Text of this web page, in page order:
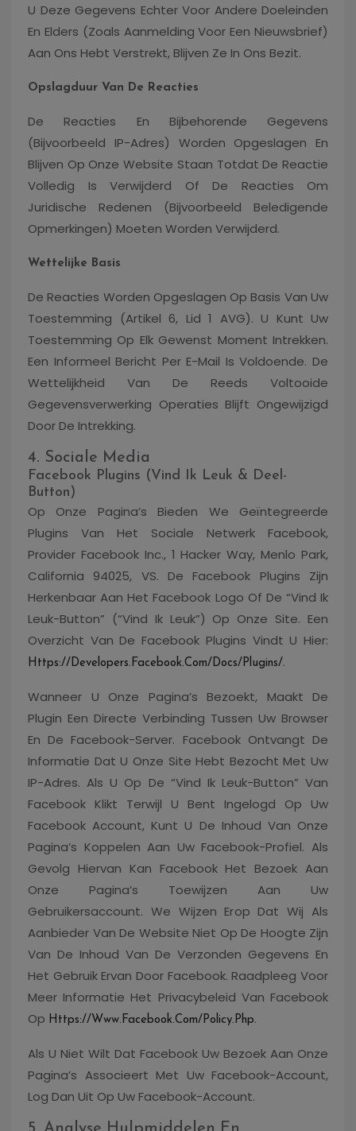
U Deze Gegevens Echter Voor Andere Doeleinden
En Elders (zoals Aanmelding Voor Een Nieuwsbrief)
Aan Ons Hebt Verstrekt, Blijven Ze In Ons Bezit.
Opslagduur Van De Reacties
De Reacties En Bijbehorende Gegevens
(bijvoorbeeld IP-Adres) Worden Opgeslagen En
Blijven Op Onze Website Staan ​​totdat De Reactie
Volledig Is Verwijderd Of De Reacties Om
Juridische Redenen (bijvoorbeeld Beledigende
Opmerkingen) Moeten Worden Verwijderd.
Wettelijke Basis
De Reacties Worden Opgeslagen Op Basis Van Uw
Toestemming (artikel 6, Lid 1 AVG). U Kunt Uw
Toestemming Op Elk Gewenst Moment Intrekken.
Een Informeel Bericht Per E-Mail Is Voldoende. De
Wettelijkheid Van De Reeds Voltooide
Gegevensverwerking Operaties Blijft Ongewijzigd
Door De Intrekking.
4. Sociale Media
Facebook Plugins (Vind Ik Leuk & Deel-
Button)
Op Onze Pagina’s Bieden We Geïntegreerde
Plugins Van Het Sociale Netwerk Facebook,
Provider Facebook Inc., 1 Hacker Way, Menlo Park,
California 94025, VS. De Facebook Plugins Zijn
Herkenbaar Aan Het Facebook Logo Of De “Vind Ik
Leuk-Button” (“Vind Ik Leuk”) Op Onze Site. Een
Overzicht Van De Facebook Plugins Vindt U Hier:
Https://developers.facebook.com/docs/plugins/.
Wanneer U Onze Pagina’s Bezoekt, Maakt De
Plugin Een Directe Verbinding Tussen Uw Browser
En De Facebook-Server. Facebook Ontvangt De
Informatie Dat U Onze Site Hebt Bezocht Met Uw
IP-Adres. Als U Op De “Vind Ik Leuk-Button” Van
Facebook Klikt Terwijl U Bent Ingelogd Op Uw
Facebook Account, Kunt U De Inhoud Van Onze
Pagina’s Koppelen Aan Uw Facebook-Profiel. Als
Gevolg Hiervan Kan Facebook Het Bezoek Aan
Onze Pagina’s Toewijzen Aan Uw
Gebruikersaccount. We Wijzen Erop Dat Wij Als
Aanbieder Van De Website Niet Op De Hoogte Zijn
Van De Inhoud Van De Verzonden Gegevens En
Het Gebruik Ervan Door Facebook. Raadpleeg Voor
Meer Informatie Het Privacybeleid Van Facebook
Op Https://www.facebook.com/policy.php.
Als U Niet Wilt Dat Facebook Uw Bezoek Aan Onze
Pagina’s Associeert Met Uw Facebook-Account,
Log Dan Uit Op Uw Facebook-Account.